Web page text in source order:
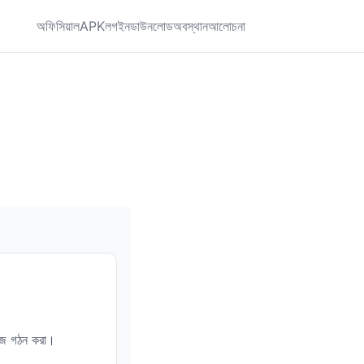
অফিসিয়ালAPKলগইনডাউনলোডঅবস্থানআলোচনা
গঠন করা।